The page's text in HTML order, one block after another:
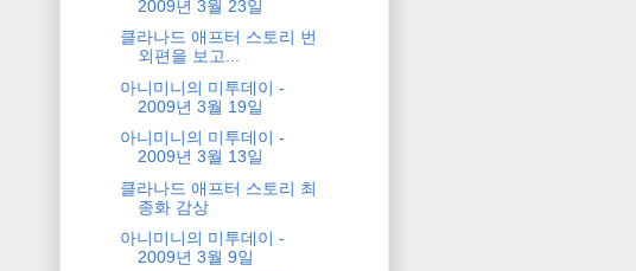
2009년 3월 23일
클라나드 애프터 스토리 번
외편을 보고...
아니미니의 미투데이 -
2009년 3월 19일
아니미니의 미투데이 -
2009년 3월 13일
클라나드 애프터 스토리 최
종화 감상
아니미니의 미투데이 -
2009년 3월 9일